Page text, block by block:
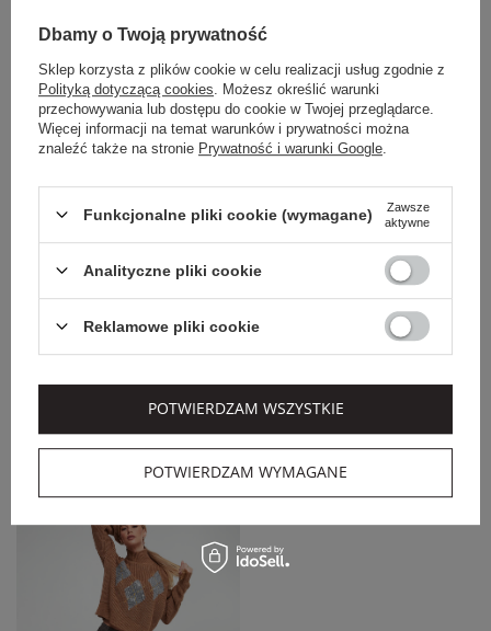
KAPTUREM
1 129,00 PLN
Dodatkowo -20% na kod
OUTLET20
WEEKEND MAX MARA
TEULADA WEEKEND
1 239,00 PLN
693,84 PLN -44%
Dbamy o Twoją prywatność
Sklep korzysta z plików cookie w celu realizacji usług zgodnie z
Polityką dotyczącą cookies . Możesz określić warunki
przechowywania lub dostępu do cookie w Twojej przeglądarce.
Więcej informacji na temat warunków i prywatności można
znaleźć także na stronie Prywatność i warunki Google
Funkcjonalne pliki cookie (wymagane)
Zawsze
aktywne
Analityczne pliki cookie
Reklamowe pliki cookie
POTWIERDZAM WYMAGANE
POTWIERDZAM WSZYSTKIE